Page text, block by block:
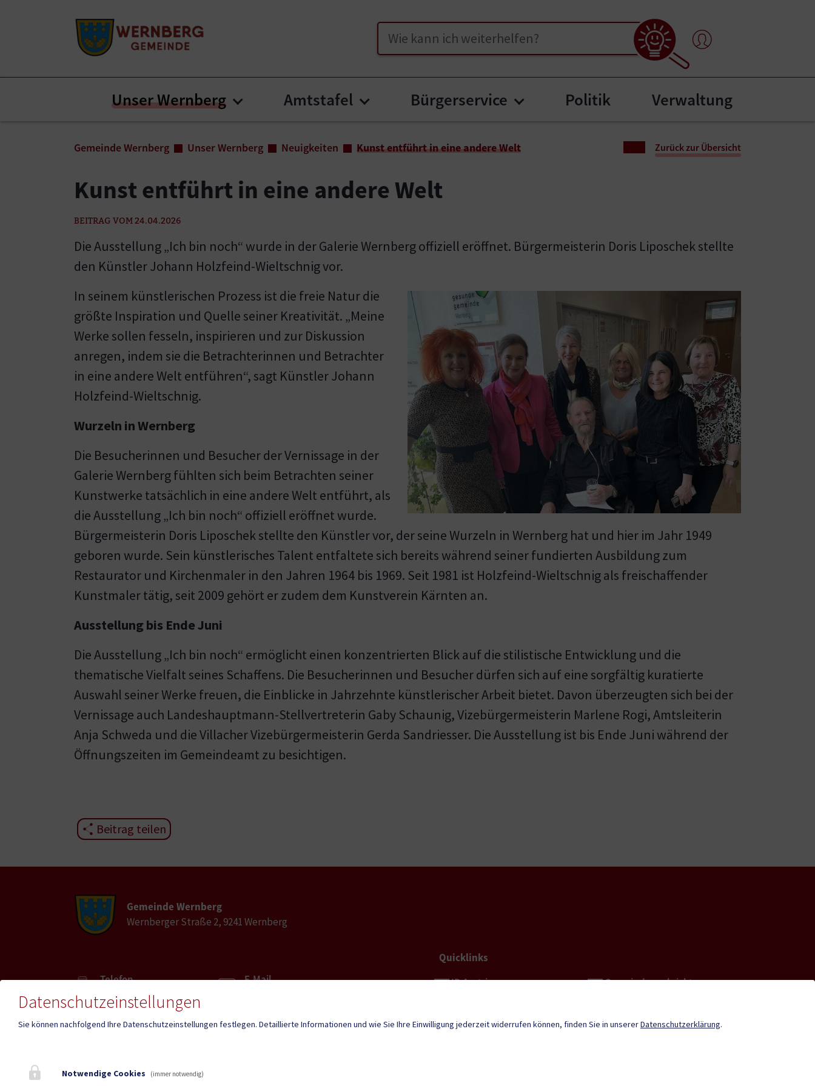
Suche
Unser Wernberg Submenu for "Unser Wernberg"
Amtstafel Submenu for "Amtstafel"
Bürgerservice Submenu for "Bürgerservice"
Politik Verwaltung
Gemeinde Wernberg Unser Wernberg Neuigkeiten Kunst entführt in eine andere Welt Zurück zur Übersicht
Kunst entführt in eine andere Welt
BEITRAG VOM 24.04.2026
Die Ausstellung „Ich bin noch“ wurde in der Galerie Wernberg offiziell eröffnet. Bürgermeisterin Doris Liposchek stellte
den Künstler Johann Holzfeind-Wieltschnig vor.
In seinem künstlerischen Prozess ist die freie Natur die
größte Inspiration und Quelle seiner Kreativität. „Meine
Werke sollen fesseln, inspirieren und zur Diskussion
anregen, indem sie die Betrachterinnen und Betrachter
in eine andere Welt entführen“, sagt Künstler Johann
Holzfeind-Wieltschnig.
Wurzeln in Wernberg
Die Besucherinnen und Besucher der Vernissage in der
Galerie Wernberg fühlten sich beim Betrachten seiner
Kunstwerke tatsächlich in eine andere Welt entführt, als
die Ausstellung „Ich bin noch“ offiziell eröffnet wurde.
Bürgermeisterin Doris Liposchek stellte den Künstler vor, der seine Wurzeln in Wernberg hat und hier im Jahr 1949
geboren wurde. Sein künstlerisches Talent entfaltete sich bereits während seiner fundierten Ausbildung zum
Restaurator und Kirchenmaler in den Jahren 1964 bis 1969. Seit 1981 ist Holzfeind-Wieltschnig als freischaffender
Kunstmaler tätig, seit 2009 gehört er zudem dem Kunstverein Kärnten an.
Ausstellung bis Ende Juni
Die Ausstellung „Ich bin noch“ ermöglicht einen konzentrierten Blick auf die stilistische Entwicklung und die
thematische Vielfalt seines Schaffens. Die Besucherinnen und Besucher dürfen sich auf eine sorgfältig kuratierte
Auswahl seiner Werke freuen, die Einblicke in Jahrzehnte künstlerischer Arbeit bietet. Davon überzeugten sich bei der
Vernissage auch Landeshauptmann-Stellvertreterin Gaby Schaunig, Vizebürgermeisterin Marlene Rogi, Amtsleiterin
Anja Schweda und die Villacher Vizebürgermeisterin Gerda Sandriesser. Die Ausstellung ist bis Ende Juni während der
Öffnungszeiten im Gemeindeamt zu besichtigen.
Beitrag teilen
Gemeinde Wernberg
Wernberger Straße 2, 9241 Wernberg
Telefon E-Mail
Fax
Quicklinks
ID Austria
Gemeindenachrichten
Datenschutzeinstellungen
Sie können nachfolgend Ihre Datenschutzeinstellungen festlegen. Detaillierte Informationen und wie Sie Ihre Einwilligung jederzeit widerrufen können, finden Sie in unsererDatenschutzerklärung.
Notwendige Cookies (immer notwendig)